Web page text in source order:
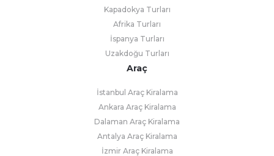
Kapadokya Turları
Afrika Turları
İspanya Turları
Uzakdoğu Turları
Araç
İstanbul Araç Kiralama
Ankara Araç Kiralama
Dalaman Araç Kiralama
Antalya Araç Kiralama
İzmir Araç Kiralama